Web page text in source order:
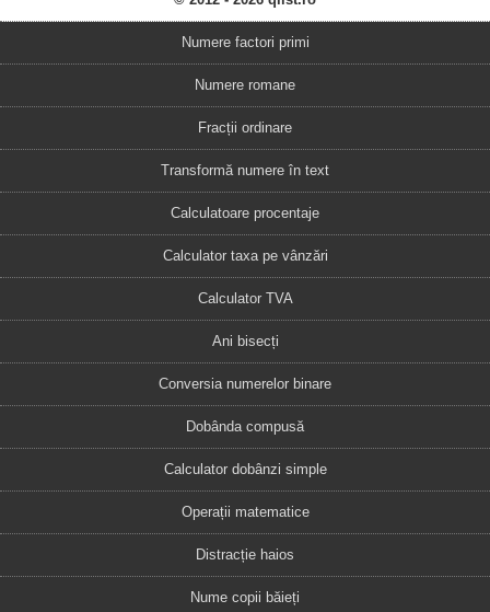
Numere factori primi
Numere romane
Fracții ordinare
Transformă numere în text
Calculatoare procentaje
Calculator taxa pe vânzări
Calculator TVA
Ani bisecți
Conversia numerelor binare
Dobânda compusă
Calculator dobânzi simple
Operații matematice
Distracție haios
Nume copii băieți